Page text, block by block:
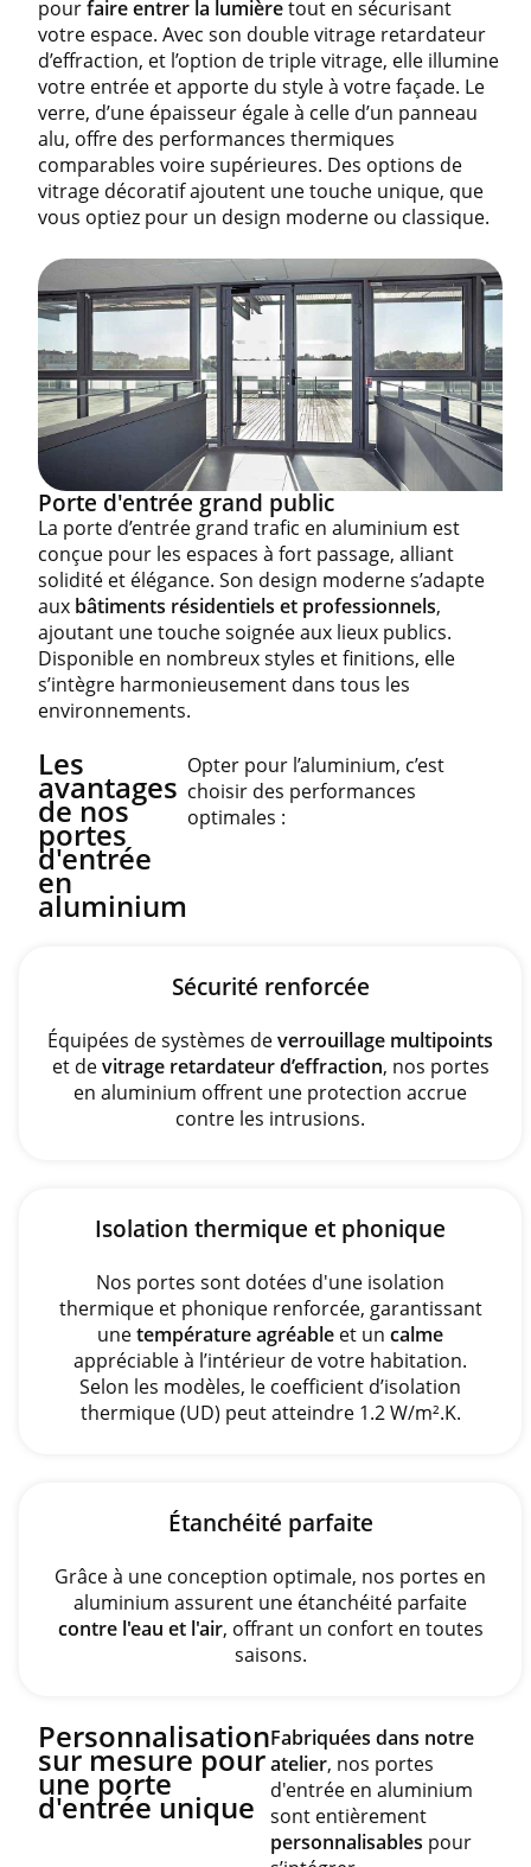
pourfaire entrer la lumièretout en sécurisant
votre espace. Avec son double vitrage retardateur
d’effraction, et l’option de triple vitrage, elle illumine
votre entrée et apporte du style à votre façade. Le
verre, d’une épaisseur égale à celle d’un panneau
alu, offre des performances thermiques
comparables voire supérieures. Des options de
vitrage décoratif ajoutent une touche unique, que
vous optiez pour un design moderne ou classique.
Porte d'entrée grand public
La porte d’entrée grand trafic en aluminium est
conçue pour les espaces à fort passage, alliant
solidité et élégance. Son design moderne s’adapte
aux bâtiments résidentiels et professionnels,
ajoutant une touche soignée aux lieux publics.
Disponible en nombreux styles et finitions, elle
s’intègre harmonieusement dans tous les
environnements.
Les
avantages
de nos
portes
d'entrée
en
aluminium
Opter pour l’aluminium, c’est
choisir des performances
optimales :
Sécurité renforcée
Équipées de systèmes deverrouillage multipoints
et devitrage retardateur d’effraction, nos portes
en aluminium offrent une protection accrue
contre les intrusions.
Isolation thermique et phonique
Nos portes sont dotées d'une isolation
thermique et phonique renforcée, garantissant
unetempérature agréable et un calme
appréciable à l’intérieur de votre habitation.
Selon les modèles, le coefficient d’isolation
thermique (UD) peut atteindre 1.2 W/m².K​.
Étanchéité parfaite
Grâce à une conception optimale, nos portes en
aluminium assurent une étanchéité parfaite
contre l'eau et l'air, offrant un confort en toutes
saisons.
Personnalisation
sur mesure pour
une porte
d'entrée unique
Fabriquées dans notre
atelier, nos portes
d'entrée en aluminium
sont entièrement
personnalisables pour